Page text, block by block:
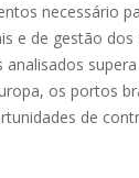
necessário
e de gestão dos
os portos
de